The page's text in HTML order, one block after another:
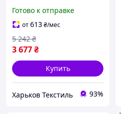
резинке
Готово к отправке
от613₴/мес
3 677₴
5 242 ₴
Купить
Харьков Текстиль 93%